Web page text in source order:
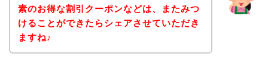
素のお得な割引クーポンなどは、またみつ
けることができたらシェアさせていただき
ますね♪